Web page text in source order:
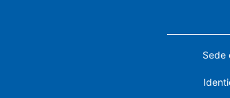
Sede